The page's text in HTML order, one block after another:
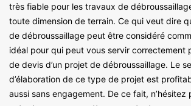
très fiable pour les travaux de
toute dimension de terrain. Ce qui veut dire
de débroussaillage peut être considéré
idéal pour qui peut vous servir correctement
de devis d’un projet de débroussaillage. Le
d’élaboration de ce type de projet est
aussi sans engagement. De ce fait, n’hésitez